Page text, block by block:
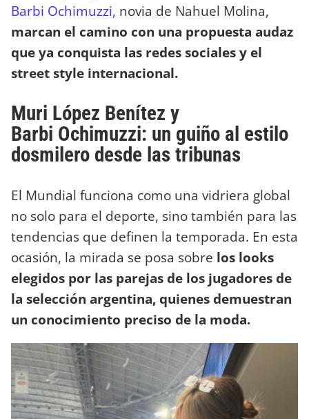
Barbi Ochimuzzi, novia de Nahuel Molina,
marcan el camino con una propuesta audaz
que ya conquista las redes sociales y el
street style internacional.
Muri López Benítez y
Barbi Ochimuzzi: un guiño al estilo
dosmilero desde las tribunas
El Mundial funciona como una vidriera global
no solo para el deporte, sino también para las
tendencias que definen la temporada. En esta
ocasión, la mirada se posa sobre los looks
elegidos por las parejas de los jugadores de
la selección argentina, quienes demuestran
un conocimiento preciso de la moda.